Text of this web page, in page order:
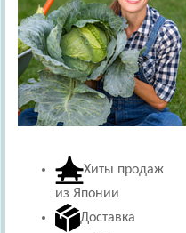
Хиты продаж
из Японии
Доставка